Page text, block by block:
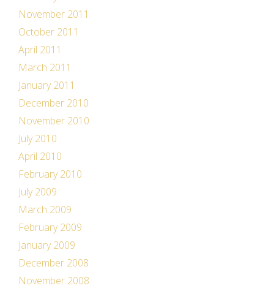
November 2011
October 2011
April 2011
March 2011
January 2011
December 2010
November 2010
July 2010
April 2010
February 2010
July 2009
March 2009
February 2009
January 2009
December 2008
November 2008